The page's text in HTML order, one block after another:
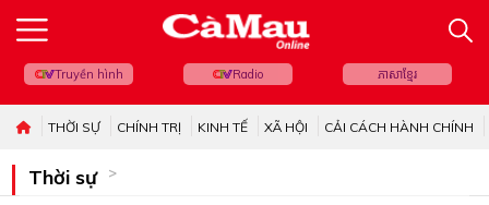
Truyền hình Radio ភាសាខ្មែរ
THỜI SỰ CHÍNH TRỊ KINH TẾ XÃ HỘI CẢI CÁCH HÀNH CHÍNH
Thời sự